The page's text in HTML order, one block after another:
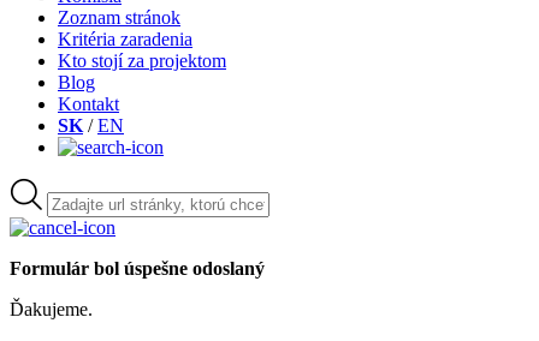
Zoznam stránok
Kritéria zaradenia
Kto stojí za projektom
Blog
Kontakt
SK /EN
Formulár bol úspešne odoslaný
Ďakujeme.